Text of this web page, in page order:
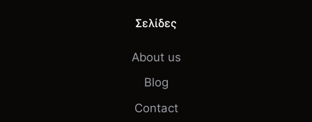
Σελίδες
About us
Blog
Contact